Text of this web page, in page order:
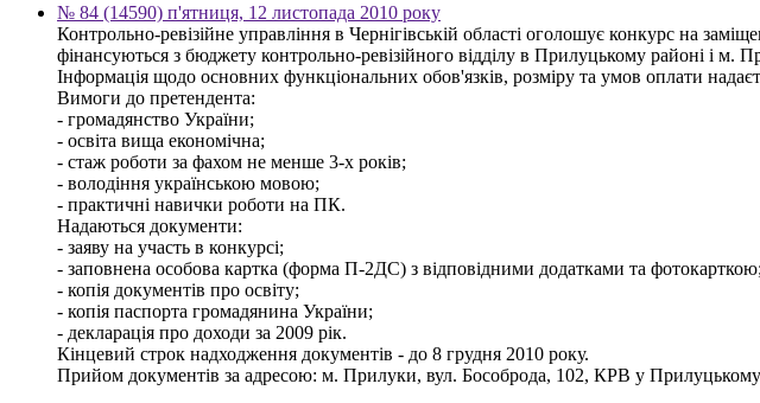
№ 84 (14590) п'ятниця, 12 листопада 2010 року
Контрольно-ревізійне управління в Чернігівській області оголошує конкурс на
фінансуються з бюджету контрольно-ревізійного відділу в Прилуцькому районі і м.
Інформація щодо основних функціональних обов'язків, розміру та умов оплати
Вимоги до претендента:
- громадянство України;
- освіта вища економічна;
- стаж роботи за фахом не менше 3-х років;
- володіння українською мовою;
- практичні навички роботи на ПК.
Надаються документи:
- заяву на участь в конкурсі;
- заповнена особова картка (форма П-2ДС) з відповідними додатками та фотокарткою;
- копія документів про освіту;
- копія паспорта громадянина України;
- декларація про доходи за 2009 рік.
Кінцевий строк надходження документів - до 8 грудня 2010 року.
Прийом документів за адресою: м. Прилуки, вул. Бособрода, 102, КРВ у